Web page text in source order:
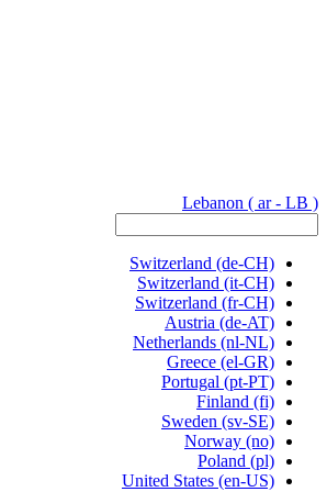
Lebanon ( ar - LB )
Switzerland (de-CH)
Switzerland (it-CH)
Switzerland (fr-CH)
Austria (de-AT)
Netherlands (nl-NL)
Greece (el-GR)
Portugal (pt-PT)
Finland (fi)
Sweden (sv-SE)
Norway (no)
Poland (pl)
United States (en-US)